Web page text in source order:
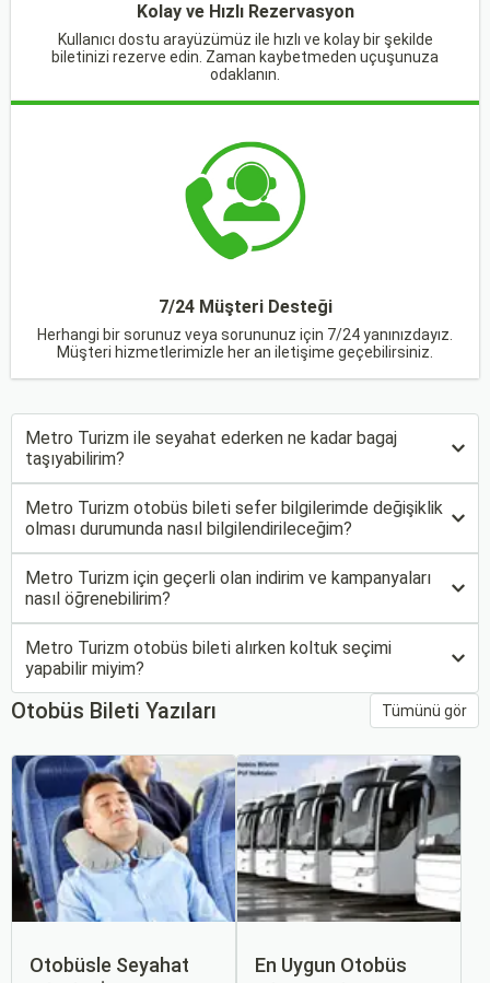
Kolay ve Hızlı Rezervasyon
Kullanıcı dostu arayüzümüz ile hızlı ve kolay bir şekilde
biletinizi rezerve edin. Zaman kaybetmeden uçuşunuza
odaklanın.
7/24 Müşteri Desteği
Herhangi bir sorunuz veya sorununuz için 7/24 yanınızdayız.
Müşteri hizmetlerimizle her an iletişime geçebilirsiniz.
Metro Turizm ile seyahat ederken ne kadar bagaj
taşıyabilirim?
Metro Turizm otobüs bileti sefer bilgilerimde değişiklik
olması durumunda nasıl bilgilendirileceğim?
Metro Turizm için geçerli olan indirim ve kampanyaları
nasıl öğrenebilirim?
Metro Turizm otobüs bileti alırken koltuk seçimi
yapabilir miyim?
Otobüs Bileti Yazıları Tümünü gör
Otobüsle Seyahat
En Uygun Otobüs